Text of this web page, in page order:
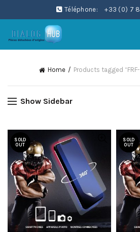
Téléphone: +33 (0) 7
Home Products tagged “FRF-
Show Sidebar
SOLD
OUT
SOLD
OUT